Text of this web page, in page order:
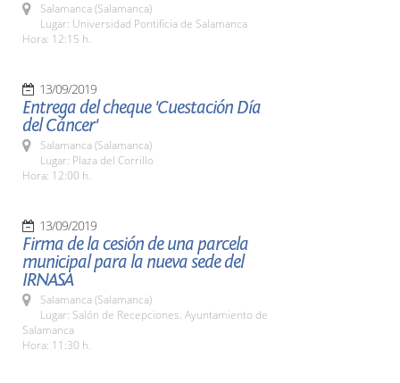
Salamanca (Salamanca)
Lugar: Universidad Pontificia de Salamanca
Hora: 12:15 h.
13/09/2019
Entrega del cheque 'Cuestación Día
del Cáncer'
Salamanca (Salamanca)
Lugar: Plaza del Corrillo
Hora: 12:00 h.
13/09/2019
Firma de la cesión de una parcela
municipal para la nueva sede del
IRNASA
Salamanca (Salamanca)
Lugar: Salón de Recepciones. Ayuntamiento de
Salamanca
Hora: 11:30 h.